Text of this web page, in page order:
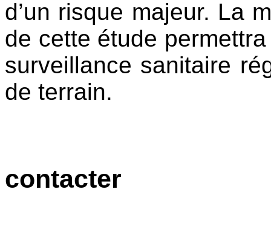
d’un risque majeur. La
de cette étude permettra
surveillance sanitaire
de terrain.
contacter